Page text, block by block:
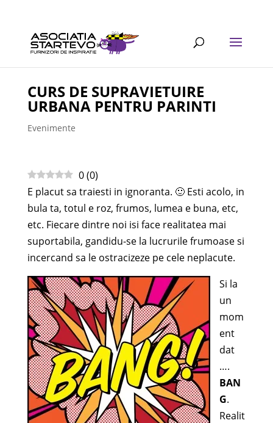
CURS DE SUPRAVIETUIRE
URBANA PENTRU PARINTI
Evenimente
0 (0)
E placut sa traiesti in ignoranta. 🙂 Esti acolo, in
bula ta, totul e roz, frumos, lumea e buna, etc,
etc. Fiecare dintre noi isi face realitatea mai
suportabila, gandidu-se la lucrurile frumoase si
incercand sa le ostracizeze pe cele neplacute.
Si la
un
mom
ent
dat
….
BAN
G.
Realit